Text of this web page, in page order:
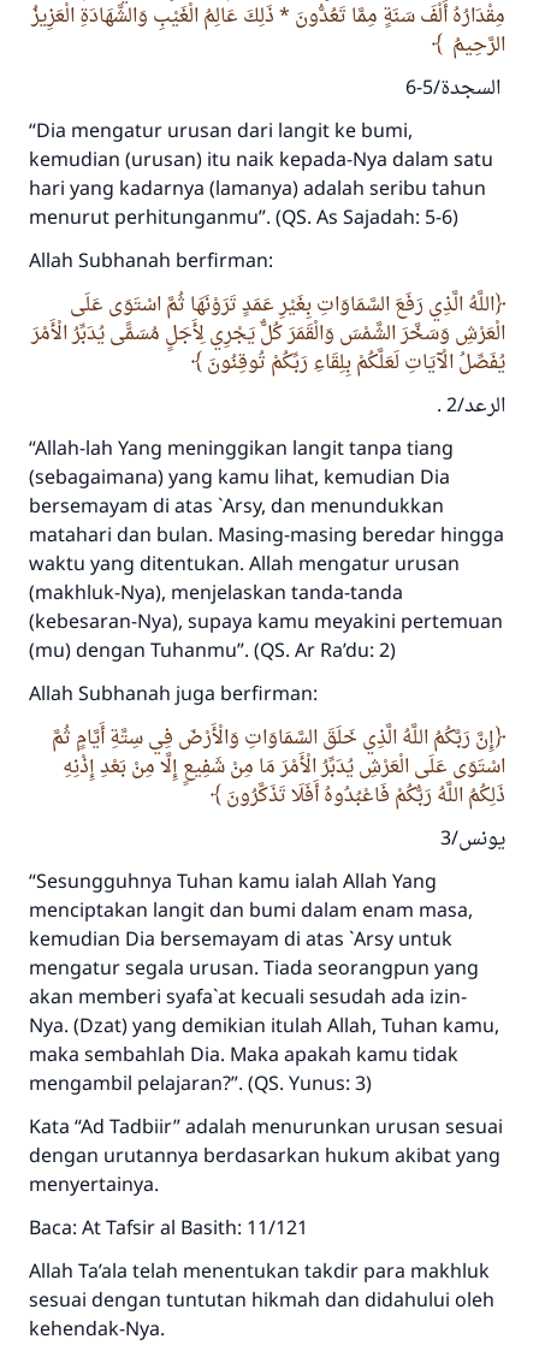
مِقْدَارُهُ أَلْفَ سَنَةٍ مِمَّا تَعُدُّونَ * ذَلِكَ عَالِمُ الْغَيْبِ وَالشَّهَادَةِ الْعَزِيزُ
الرَّحِيمُ
السجدة/5-6
“Dia mengatur urusan dari langit ke bumi,
kemudian (urusan) itu naik kepada-Nya dalam satu
hari yang kadarnya (lamanya) adalah seribu tahun
menurut perhitunganmu”. (QS. As Sajadah: 5-6)
Allah Subhanah berfirman:
اللَّهُ الَّذِي رَفَعَ السَّمَاوَاتِ بِغَيْرِ عَمَدٍ تَرَوْنَهَا ثُمَّ اسْتَوَى عَلَى
الْعَرْشِ وَسَخَّرَ الشَّمْسَ وَالْقَمَرَ كُلٌّ يَجْرِي لِأَجَلٍ مُسَمًّى يُدَبِّرُ الْأَمْرَ
يُفَصِّلُ الْآيَاتِ لَعَلَّكُمْ بِلِقَاءِ رَبِّكُمْ تُوقِنُونَ
الرعد/2 .
“Allah-lah Yang meninggikan langit tanpa tiang
(sebagaimana) yang kamu lihat, kemudian Dia
bersemayam di atas `Arsy, dan menundukkan
matahari dan bulan. Masing-masing beredar hingga
waktu yang ditentukan. Allah mengatur urusan
(makhluk-Nya), menjelaskan tanda-tanda
(kebesaran-Nya), supaya kamu meyakini pertemuan
(mu) dengan Tuhanmu”. (QS. Ar Ra’du: 2)
Allah Subhanah juga berfirman:
إِنَّ رَبَّكُمُ اللَّهُ الَّذِي خَلَقَ السَّمَاوَاتِ وَالْأَرْضَ فِي سِتَّةِ أَيَّامٍ ثُمَّ
اسْتَوَى عَلَى الْعَرْشِ يُدَبِّرُ الْأَمْرَ مَا مِنْ شَفِيعٍ إِلَّا مِنْ بَعْدِ إِذْنِهِ
ذَلِكُمُ اللَّهُ رَبُّكُمْ فَاعْبُدُوهُ أَفَلَا تَذَكَّرُونَ
يونس/3
“Sesungguhnya Tuhan kamu ialah Allah Yang
menciptakan langit dan bumi dalam enam masa,
kemudian Dia bersemayam di atas `Arsy untuk
mengatur segala urusan. Tiada seorangpun yang
akan memberi syafa`at kecuali sesudah ada izin-
Nya. (Dzat) yang demikian itulah Allah, Tuhan kamu,
maka sembahlah Dia. Maka apakah kamu tidak
mengambil pelajaran?”. (QS. Yunus: 3)
Kata “Ad Tadbiir” adalah menurunkan urusan sesuai
dengan urutannya berdasarkan hukum akibat yang
menyertainya.
Baca: At Tafsir al Basith: 11/121
Allah Ta’ala telah menentukan takdir para makhluk
sesuai dengan tuntutan hikmah dan didahului oleh
kehendak-Nya.